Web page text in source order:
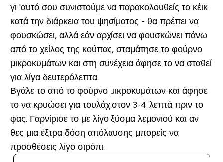
γι 'αυτό σου συνιστούμε να παρακολουθείς το κέικ
κατά την διάρκεια του ψησίματος - θα πρέπει να
φουσκώσει, αλλά εάν αρχίσει να φουσκώνει πάνω
από το χείλος της κούπας, σταμάτησε το φούρνο
μικροκυμάτων και στη συνέχεια άφησε το να σταθεί
για λίγα δευτερόλεπτα.
Βγάλε το από το φούρνο μικροκυμάτων και άφησε
το να κρυώσει για τουλάχιστον 3-4 λεπτά πριν το
φας. Γαρνίρισε το με λίγο ξύσμα λεμονιού και αν
θες μια έξτρα δόση απόλαυσης μπορείς να
προσθέσεις λίγο σιρόπι.